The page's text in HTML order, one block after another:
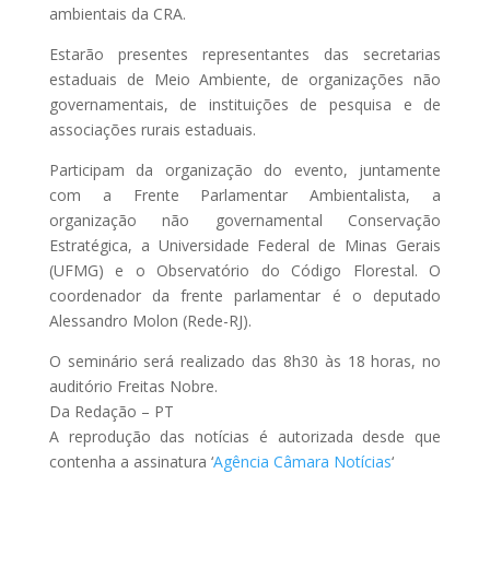
ambientais da CRA.
Estarão presentes representantes das secretarias
estaduais de Meio Ambiente, de organizações não
governamentais, de instituições de pesquisa e de
associações rurais estaduais.
Participam da organização do evento, juntamente
com a Frente Parlamentar Ambientalista, a
organização não governamental Conservação
Estratégica, a Universidade Federal de Minas Gerais
(UFMG) e o Observatório do Código Florestal. O
coordenador da frente parlamentar é o deputado
Alessandro Molon (Rede-RJ).
O seminário será realizado das 8h30 às 18 horas, no
auditório Freitas Nobre.
Da Redação – PT
A reprodução das notícias é autorizada desde que
contenha a assinatura ‘Agência Câmara Notícias‘